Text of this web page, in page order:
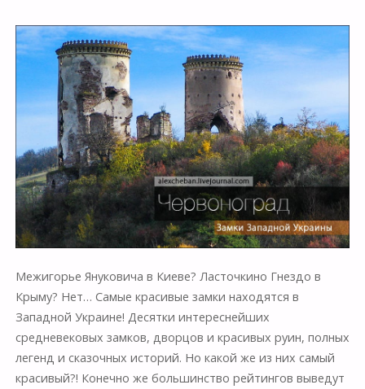
Межигорье Януковича в Киеве? Ласточкино Гнездо в
Крыму? Нет… Самые красивые замки находятся в
Западной Украине! Десятки интереснейших
средневековых замков, дворцов и красивых руин, полных
легенд и сказочных историй. Но какой же из них самый
красивый?! Конечно же большинство рейтингов выведут